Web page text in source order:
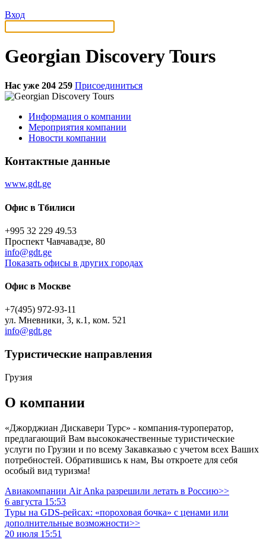
Вход
Georgian Discovery Tours
Нас уже 204 259 Присоединиться
Информация о компании
Мероприятия компании
Новости компании
Контактные данные
www.gdt.ge
Офис в Тбилиси
+995 32 229 49.53
Проспект Чавчавадзе, 80
info@gdt.ge
Показать офисы в других городах
Офис в Москве
+7(495) 972-93-11
ул. Мневники, 3, к.1, ком. 521
info@gdt.ge
Туристическиe направления
Грузия
О компании
«Джорджиан Дискавери Турс» - компания-туроператор,
предлагающий Вам высококачественные туристические
услуги по Грузии и по всему Закавказью с учетом всех Ваших
потребностей. Обратившись к нам, Вы откроете для себя
особый вид туризма!
Авиакомпании Air Anka разрешили летать в Россию>>
6 августа 15:53
Туры на GDS-рейсах: «пороховая бочка» с ценами или
дополнительные возможности>>
20 июля 15:51